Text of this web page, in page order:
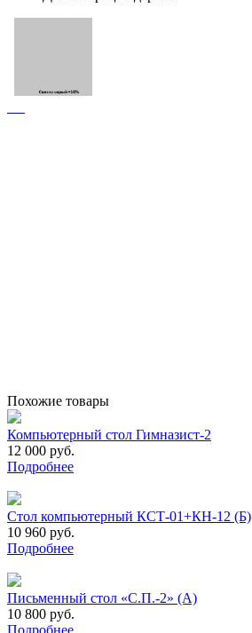
Похожие товары
Компьютерный стол Гимназист-2
12 000 руб.
Подробнее
Стол компьютерный КСТ-01+КН-12 (Б)
10 960 руб.
Подробнее
Письменный стол «С.П.-2» (А)
10 800 руб.
Подробнее